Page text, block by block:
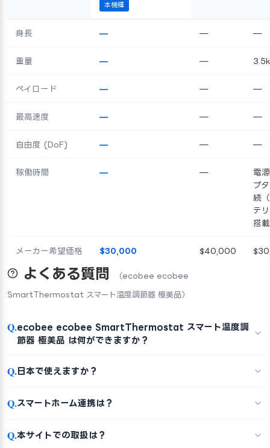
本機種
身長 — — —
重量 — —
ペイロード — — —
最高速度 — — —
自由度 (DoF) — — —
稼働時間 — —
電
プ
続
テ
搭
メーカー希望価格 $30,000 $40,000
よくある質問 （ecobee ecobee
SmartThermostat スマート温度調節器 極美品）
Q.ecobee ecobee SmartThermostat スマート温度調
節器 極美品 は何ができますか？
Q.日本で使えますか？
Q.スマートホーム連携は？
Q.本サイトでの取扱は？